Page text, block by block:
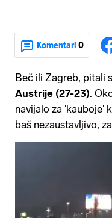
Komentari 0
Beč ili Zagreb, pitali
Austrije (27-23).
navijalo za 'kauboje'
baš nezaustavljivo,